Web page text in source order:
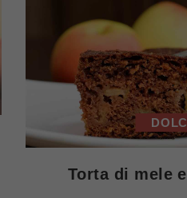
Torta di mele